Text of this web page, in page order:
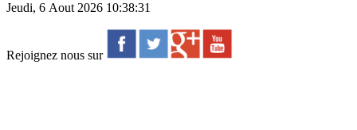
Jeudi, 6 Aout 2026 10:38:31
Rejoignez nous sur